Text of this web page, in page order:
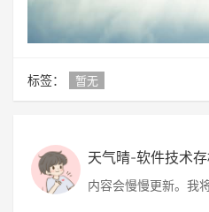
标签： 暂无
天气晴-软件技术
内容会慢慢更新。我